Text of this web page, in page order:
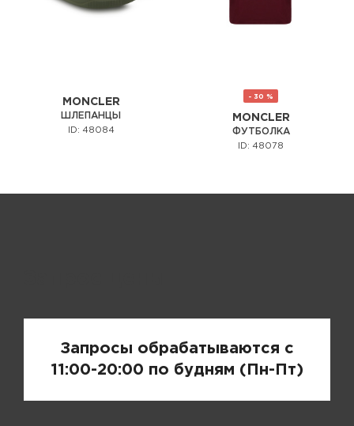
MONCLER
ШЛЕПАНЦЫ
ID: 48084
- 30 %
MONCLER
ФУТБОЛКА
ID: 48078
Запросы обрабатываются с
11:00-20:00 по будням (Пн-Пт)